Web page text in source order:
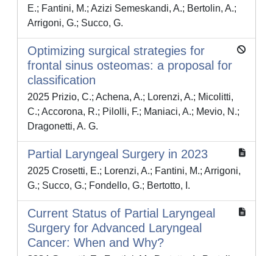
E.; Fantini, M.; Azizi Semeskandi, A.; Bertolin, A.;
Arrigoni, G.; Succo, G.
Optimizing surgical strategies for
frontal sinus osteomas: a proposal for
classification
2025 Prizio, C.; Achena, A.; Lorenzi, A.; Micolitti,
C.; Accorona, R.; Pilolli, F.; Maniaci, A.; Mevio, N.;
Dragonetti, A. G.
Partial Laryngeal Surgery in 2023
2025 Crosetti, E.; Lorenzi, A.; Fantini, M.; Arrigoni,
G.; Succo, G.; Fondello, G.; Bertotto, I.
Current Status of Partial Laryngeal
Surgery for Advanced Laryngeal
Cancer: When and Why?